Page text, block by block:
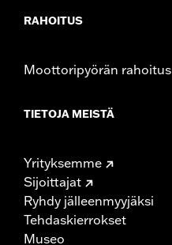
RAHOITUS
Moottoripyörän rahoitus
TIETOJA MEISTÄ
Yrityksemme
Sijoittajat
Ryhdy jälleenmyyjäksi
Tehdaskierrokset
Museo